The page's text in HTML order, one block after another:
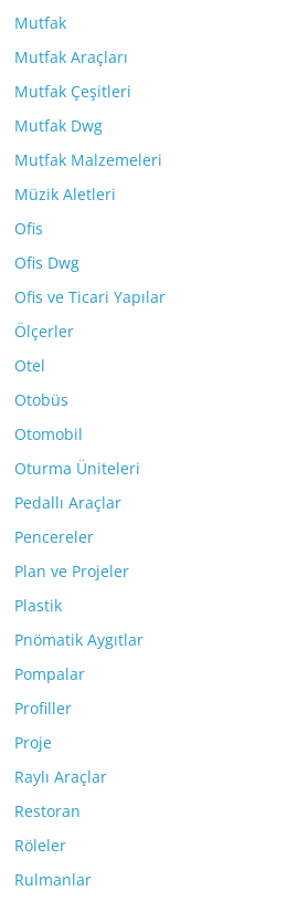
Mutfak
Mutfak Araçları
Mutfak Çeşitleri
Mutfak Dwg
Mutfak Malzemeleri
Müzik Aletleri
Ofis
Ofis Dwg
Ofis ve Ticari Yapılar
Ölçerler
Otel
Otobüs
Otomobil
Oturma Üniteleri
Pedallı Araçlar
Pencereler
Plan ve Projeler
Plastik
Pnömatik Aygıtlar
Pompalar
Profiller
Proje
Raylı Araçlar
Restoran
Röleler
Rulmanlar